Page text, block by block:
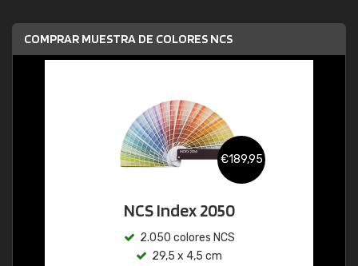
COMPRAR MUESTRA DE COLORES NCS
€189,95
NCS Index 2050
2.050 colores NCS
29,5 x 4,5 cm